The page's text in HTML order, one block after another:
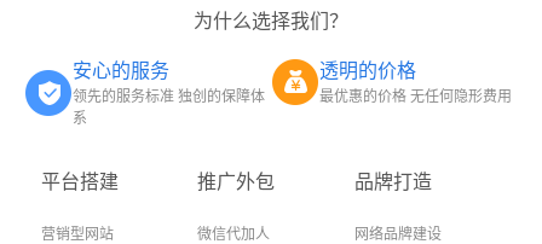
为什么选择我们？
安心的服务
领先的服务标准 独创的保障体
系
透明的价格
最优惠的价格 无任何隐形费用
平台搭建
营销型网站
推广外包
微信代加人
品牌打造
网络品牌建设